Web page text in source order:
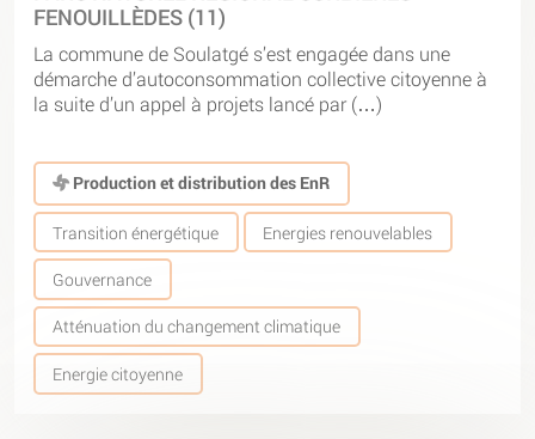
FENOUILLÈDES (11)
La commune de Soulatgé s’est engagée dans une
démarche d’autoconsommation collective citoyenne à
la suite d’un appel à projets lancé par (…)
Production et distribution des EnR
Transition énergétique Energies renouvelables
Gouvernance
Atténuation du changement climatique
Energie citoyenne